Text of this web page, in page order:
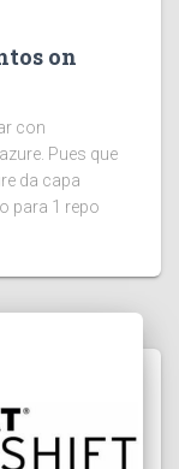
on
con
Pues que
da capa
para 1 repo